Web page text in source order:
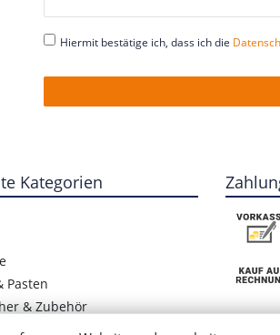
Honig
Hiermit bestätige ich, dass ich die
Kategorien
Pasten
& Zubehör
Hülsenfrüchte